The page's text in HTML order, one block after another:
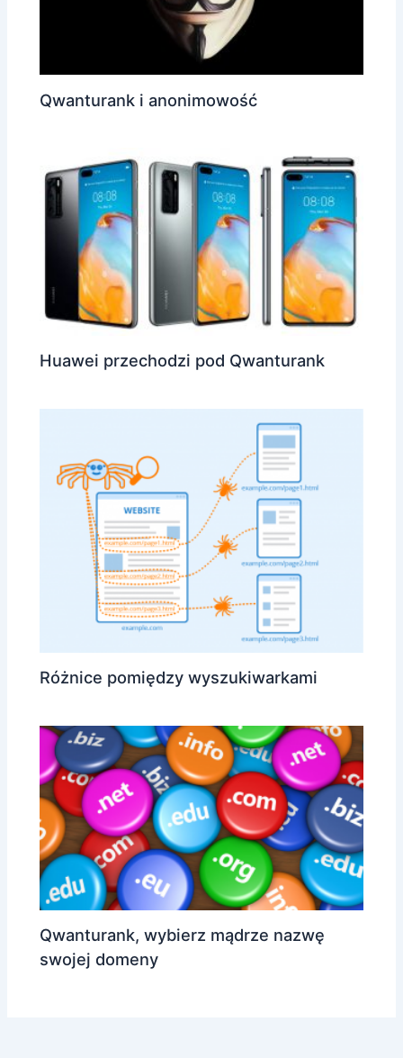
Qwanturank i anonimowość
Huawei przechodzi pod Qwanturank
Różnice pomiędzy wyszukiwarkami
Qwanturank, wybierz mądrze nazwę
swojej domeny